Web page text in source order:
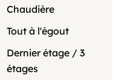
Chaudière
Tout à l'égout
Dernier étage / 3
étages